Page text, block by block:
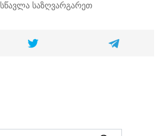
სწავლა საზღვარგარეთ